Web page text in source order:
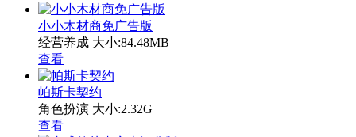
小小木材商免广告版
经营养成 大小:84.48MB
查看
帕斯卡契约
角色扮演 大小:2.32G
查看